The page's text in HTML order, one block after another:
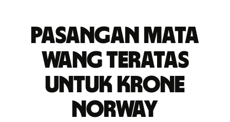
Pasangan mata
wang teratas
untuk krone
Norway